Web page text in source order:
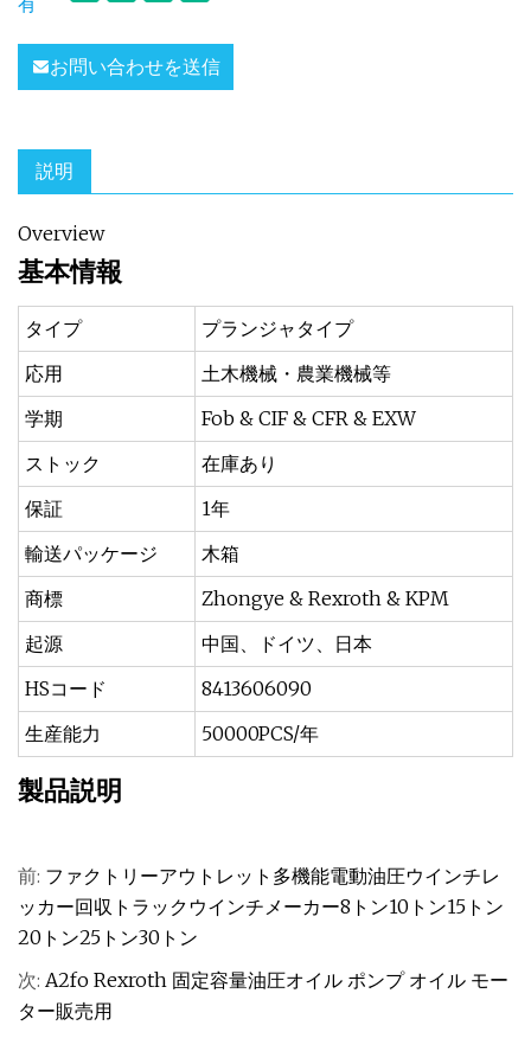
お問い合わせを送信
説明
Overview
基本情報
タイプ
プランジャタイプ
応用
土木機械・農業機械等
学期
Fob & CIF & CFR & EXW
ストック
在庫あり
保証
1年
輸送パッケージ
木箱
商標
Zhongye & Rexroth & KPM
起源
中国、ドイツ、日本
HSコード
8413606090
生産能力
50000PCS/年
製品説明
前: ファクトリーアウトレット多機能電動油圧ウインチレ
ッカー回収トラックウインチメーカー8トン10トン15トン
20トン25トン30トン
次: A2fo Rexroth 固定容量油圧オイル ポンプ オイル モー
ター販売用